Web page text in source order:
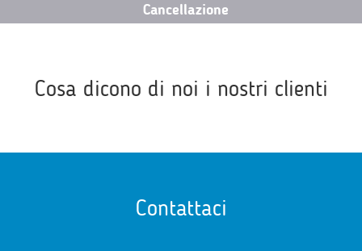
Cancellazione
Cosa dicono di noi i nostri clienti
Contattaci